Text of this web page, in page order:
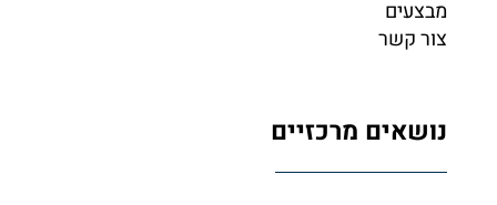
מבצעים
צור קשר
נושאים מרכזיים